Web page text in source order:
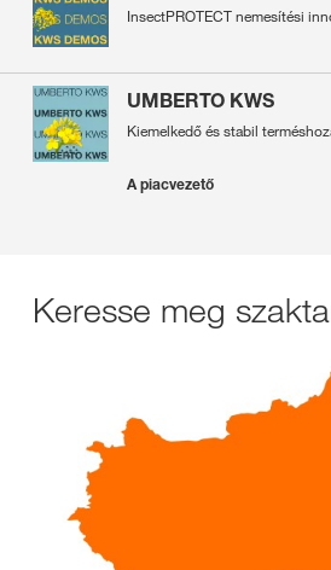
InsectPROTECT nemesítési
UMBERTO KWS
Kiemelkedő és stabil
A piacvezető
Keresse meg